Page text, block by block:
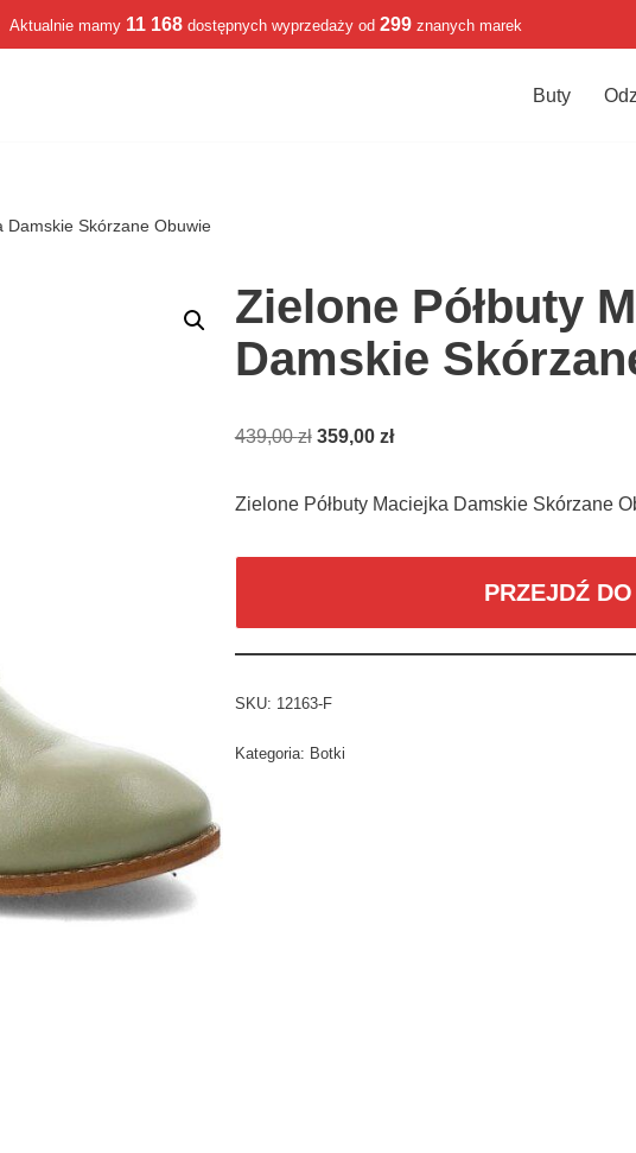
Aktualnie mamy 11 168 dostępnych wyprzedaży od 299 znanych marek
Buty
Damskie Skórzane Obuwie
Zielone Półbuty
Damskie
439,00zł 359,00 zł
Zielone Półbuty Maciejka Damskie Skórzane
PRZEJDŹ
SKU: 12163-F
Kategoria: Botki